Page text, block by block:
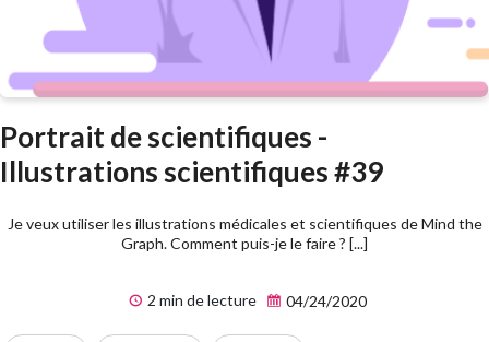
Portrait de scientifiques -
Illustrations scientifiques #39
Je veux utiliser les illustrations médicales et scientifiques de Mind the
Graph. Comment puis-je le faire ? [...]
2 min de lecture 04/24/2020